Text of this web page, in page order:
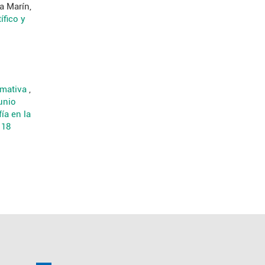
Marín,
y
,
en la